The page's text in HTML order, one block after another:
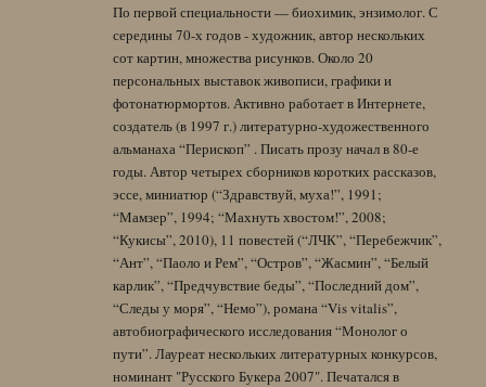
По первой специальности — биохимик, энзимолог. С
середины 70-х годов - художник, автор нескольких
сот картин, множества рисунков. Около 20
персональных выставок живописи, графики и
фотонатюрмортов. Активно работает в Интернете,
создатель (в 1997 г.) литературно-художественного
альманаха “Перископ” . Писать прозу начал в 80-е
годы. Автор четырех сборников коротких рассказов,
эссе, миниатюр (“Здравствуй, муха!”, 1991;
“Мамзер”, 1994; “Махнуть хвостом!”, 2008;
“Кукисы”, 2010), 11 повестей (“ЛЧК”, “Перебежчик”,
“Ант”, “Паоло и Рем”, “Остров”, “Жасмин”, “Белый
карлик”, “Предчувствие беды”, “Последний дом”,
“Следы у моря”, “Немо”), романа “Vis vitalis”,
автобиографического исследования “Монолог о
пути”. Лауреат нескольких литературных конкурсов,
номинант "Русского Букера 2007". Печатался в